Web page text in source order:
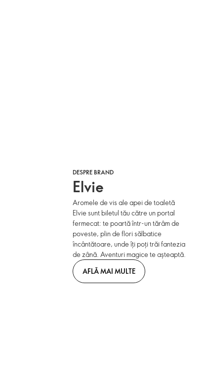
DESPRE BRAND
Elvie
Aromele de vis ale apei de toaletă
Elvie sunt biletul tău către un portal
fermecat: te poartă într-un tărâm de
poveste, plin de flori sălbatice
încântătoare, unde îți poți trăi fantezia
de zână. Aventuri magice te așteaptă.
AFLĂ MAI MULTE